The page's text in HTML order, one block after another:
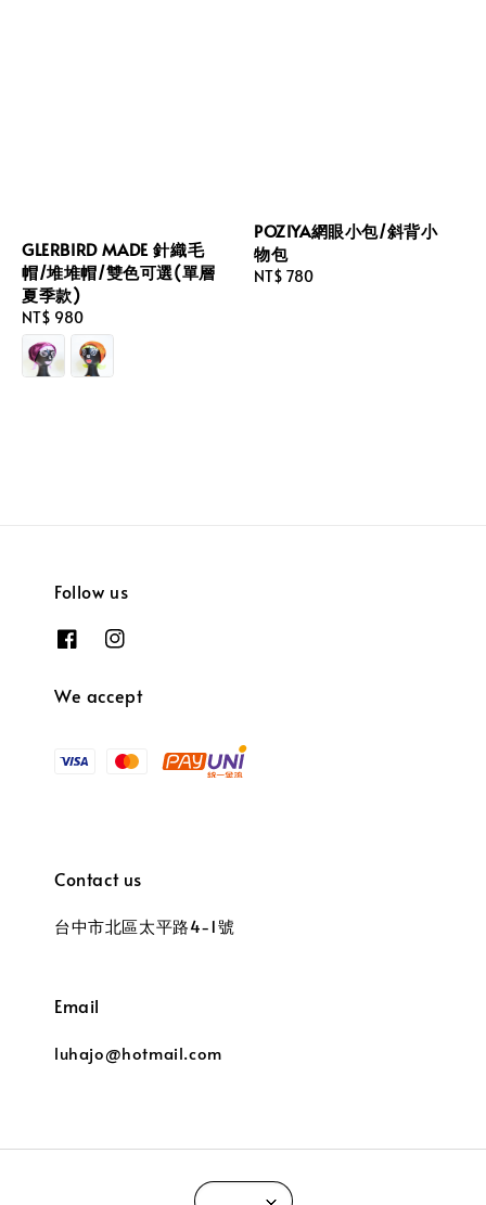
GLERBIRD MADE 針織毛
帽/堆堆帽/雙色可選(單層
夏季款)
Regular
price
NT$ 980
POZIYA網眼小包/斜背小
物包
Regular
NT$ 780
Follow us
We accept
Contact us
台中市北區太平路4-1號
Email
luhajo@hotmail.com